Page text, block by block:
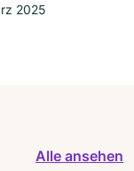
2025
Alle ansehen